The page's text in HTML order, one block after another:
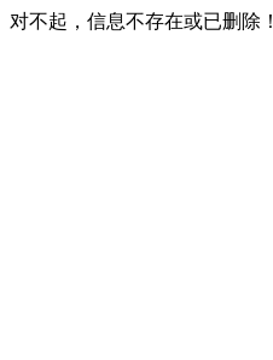
对不起，信息不存在或已删除！